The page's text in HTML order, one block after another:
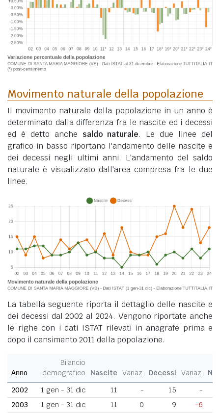
Movimento naturale della popolazione
Il movimento naturale della popolazione in un anno è
determinato dalla differenza fra le nascite ed i decessi
ed è detto anche saldo naturale. Le due linee del
grafico in basso riportano l'andamento delle nascite e
dei decessi negli ultimi anni. L'andamento del saldo
naturale è visualizzato dall'area compresa fra le due
linee.
La tabella seguente riporta il dettaglio delle nascite e
dei decessi dal 2002 al 2024. Vengono riportate anche
le righe con i dati ISTAT rilevati in anagrafe prima e
dopo il censimento 2011 della popolazione.
Anno
Bilancio
demografico
Nascite Variaz. Decessi Variaz.
2002
1 gen - 31 dic 11 - 15
-
2003
1 gen - 31 dic 11 0 9
-6